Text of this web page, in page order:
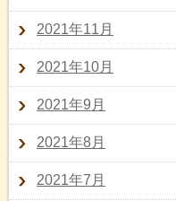
2021年11月
2021年10月
2021年9月
2021年8月
2021年7月